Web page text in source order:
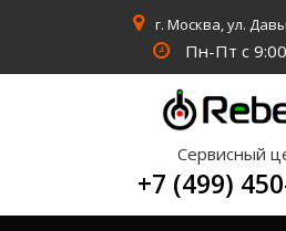
г. Москва, ул.
Пн-Пт с
Сервисный
+7 (499)